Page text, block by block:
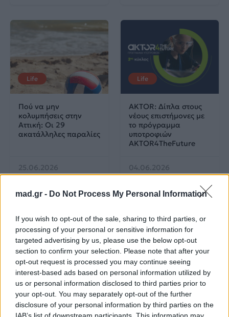
mad.gr - Do Not Process My Personal Information
If you wish to opt-out of the sale, sharing to third parties, or
processing of your personal or sensitive information for
targeted advertising by us, please use the below opt-out
section to confirm your selection. Please note that after your
opt-out request is processed you may continue seeing
interest-based ads based on personal information utilized by
us or personal information disclosed to third parties prior to
your opt-out. You may separately opt-out of the further
disclosure of your personal information by third parties on the
Life
Πού να μην
κολυμπήσεις στην
Αττική: Οι 29
ακατάλληλες παραλίες
25.06.2026
Life
AKTOR: Δίπλα στους
νέους επιστήμονες με
το πρόγραμμα
υποτροφιών
AKTOR4TheFuture
04.06.2026
EUROVISION
ΕΡΤ: Εντυπωσιακή
αύξηση κερδοφορίας
στη φετινή Eurovision
Go out
Ηλεκτρικά πατίνια:
Μεταφορικό μέσο ή
«παγίδα» θανάτου;
Οδηγός ασφαλούς